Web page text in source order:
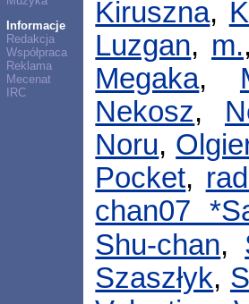
Informacje
Redakcja
Współpraca
Reklama
Mecenat
IRC
Kiruszna,
Luzgan, m.,
Megaka,
Nekosz,
Noru,
Pocket,
chan07
Shu-chan,
Szaszłyk,